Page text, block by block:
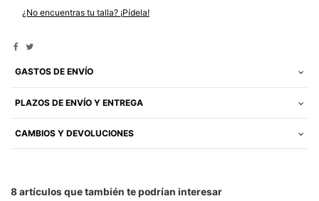
¿No encuentras tu talla? ¡Pídela!
GASTOS DE ENVÍO
PLAZOS DE ENVÍO Y ENTREGA
CAMBIOS Y DEVOLUCIONES
8 artículos que también te podrían interesar